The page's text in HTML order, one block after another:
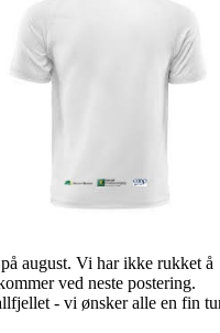
august. Vi har ikke rukket å
ved neste postering.
- vi ønsker alle en fin